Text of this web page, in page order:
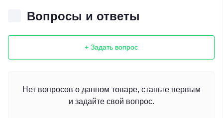
Вопросы и ответы
+ Задать вопрос
Нет вопросов о данном товаре, станьте первым
и задайте свой вопрос.